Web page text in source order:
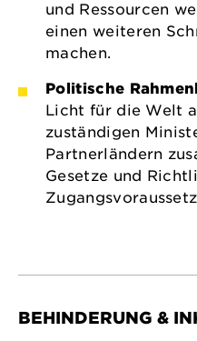
und Ressourcen
einen weiteren
machen.
Politische
Licht für die Welt
zuständigen
Partnerländern
Gesetze und
BEHINDERUNG &